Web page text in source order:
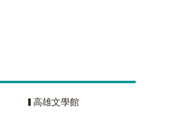
高雄文學館